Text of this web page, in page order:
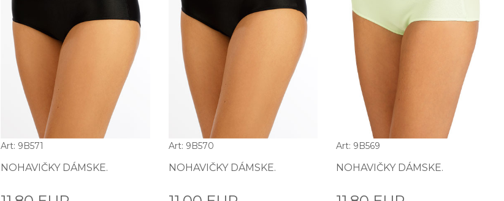
Art: 9B571
NOHAVIČKY DÁMSKE.
Art: 9B570
NOHAVIČKY DÁMSKE.
Art: 9B569
NOHAVIČKY DÁMSKE.